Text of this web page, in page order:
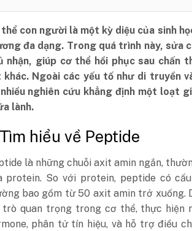
thể con người là một kỳ diệu của sinh
đa dạng. Trong quá trình này, sửa
nhận, giúp cơ thể hồi phục sau chấn
Ngoài các yếu tố như di truyền
nghiên cứu khẳng định một loạt
lành.
Tìm hiểu về Peptide
là những chuỗi axit amin ngắn,
protein. So với protein, peptide có
bao gồm từ 50 axit amin trở xuống.
trò quan trọng trong cơ thể, thực hiện
phân tử tín hiệu, và hỗ trợ điều